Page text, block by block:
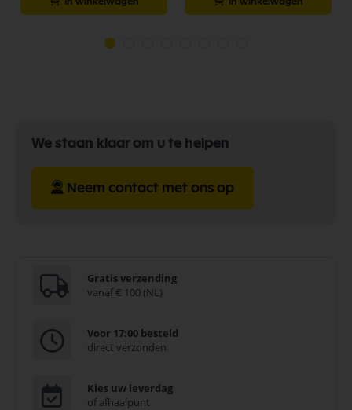
We staan klaar om u te helpen
Neem contact met ons op
Gratis verzending
vanaf € 100 (NL)
Voor 17:00 besteld
direct verzonden
Kies uw leverdag
of afhaalpunt